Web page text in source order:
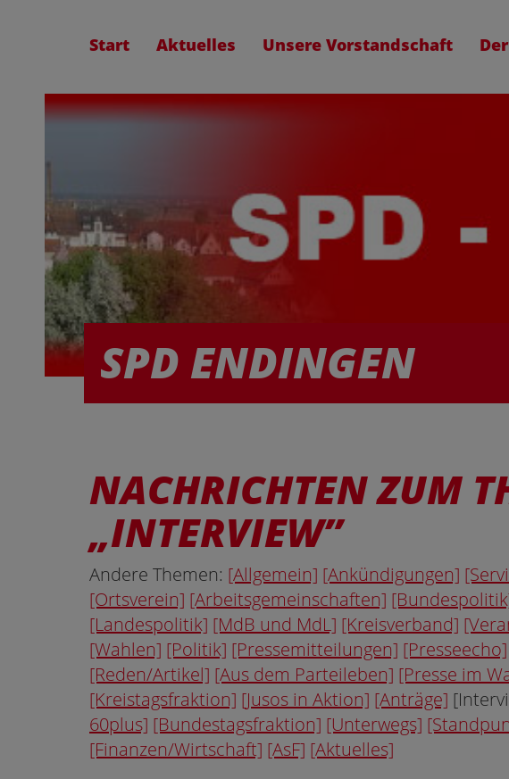
Start Aktuelles Unsere Vorstandschaft
SPD ENDINGEN
NACHRICHTEN ZUM
INTERVIEW
Andere Themen: [Allgemein] [Ankündigungen]
[Ortsverein] [Arbeitsgemeinschaften]
[Landespolitik] [MdB und MdL] [Kreisverband]
[Wahlen] [Politik] [Pressemitteilungen] [Presseecho]
[Reden/Artikel] [Aus dem Parteileben] [Presse im
[Kreistagsfraktion] [Jusos in Aktion] [Anträge]
60plus] [Bundestagsfraktion] [Unterwegs]
[Finanzen/Wirtschaft] [AsF] [Aktuelles]